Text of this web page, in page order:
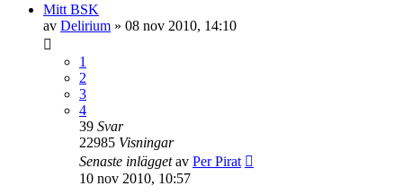
Mitt BSK
av Delirium » 08 nov 2010, 14:10
1
2
3
4
39 Svar
22985 Visningar
Senaste inläggetav Per Pirat
10 nov 2010, 10:57